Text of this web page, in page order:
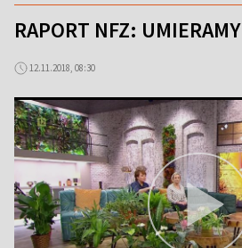
RAPORT NFZ:
12.11.2018, 08:30